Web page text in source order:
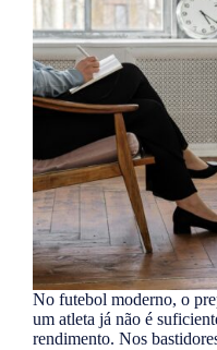
No futebol moderno, o
um atleta já não é
rendimento. Nos